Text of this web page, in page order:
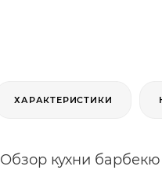
ХАРАКТЕРИСТИКИ
Обзор кухни